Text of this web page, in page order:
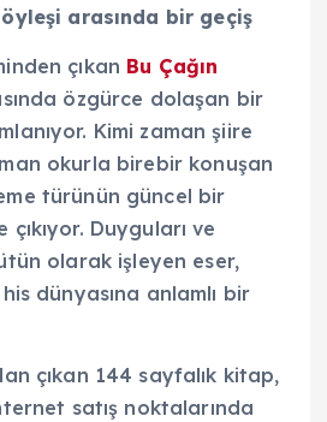
arasında bir geçiş
çıkan Bu Çağın
özgürce dolaşan bir
Kimi zaman şiire
okurla birebir konuşan
türünün güncel bir
Duyguları ve
olarak işleyen eser,
his dünyasına anlamlı bir
çıkan 144 sayfalık kitap,
satış noktalarında